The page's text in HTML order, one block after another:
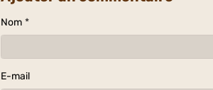
Nom
E-mail